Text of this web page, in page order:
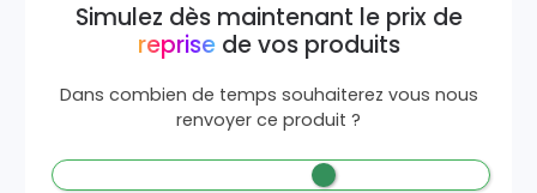
Simulez dès maintenant le prix de
reprisede vos produits
Dans combien de temps souhaiterez vous nous
renvoyer ce produit ?